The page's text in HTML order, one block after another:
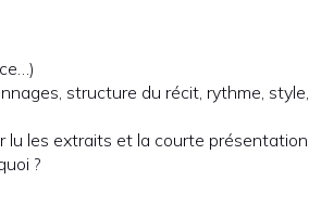
structure du récit, rythme, style,
lu les extraits et la courte présentation
?